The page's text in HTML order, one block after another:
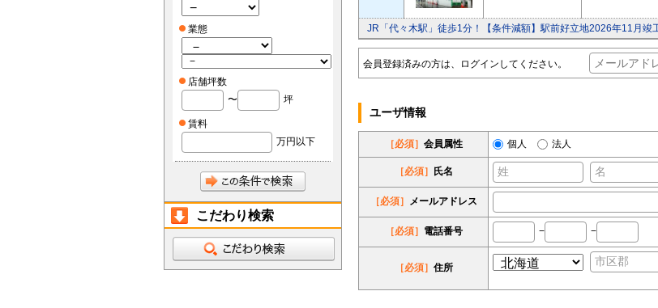
JR「代々木駅」徒歩1分！【条件減額】駅前好立地2026年11月
会員登録済みの方は、ログインしてください。
ユーザ情報
［必須］ 会員属性 個人 法人
［必須］ 氏名
［必須］ メールアドレス
［必須］ 電話番号 − −
［必須］ 住所
業態
店舗坪数
〜
坪
賃料
万円以下
こだわり検索